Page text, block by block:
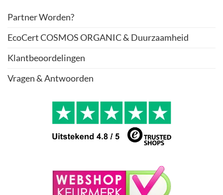
Partner Worden?
EcoCert COSMOS ORGANIC & Duurzaamheid
Klantbeoordelingen
Vragen & Antwoorden